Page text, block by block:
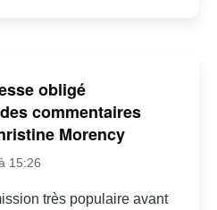
obligé
commentaires
Morency
15:26
très populaire avant